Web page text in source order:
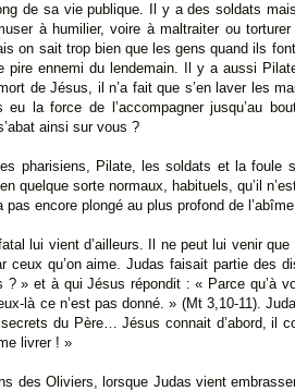
de sa vie publique. Il y a des soldats
à humilier, voire à maltraiter ou
on sait trop bien que les gens quand ils
pire ennemi du lendemain. Il y a aussi
de Jésus, il n’a fait que s’en laver les
eu la force de l’accompagner jusqu’au
ainsi sur vous ?
pharisiens, Pilate, les soldats et la foule
quelque sorte normaux, habituels, qu’il
pas encore plongé au plus profond de
lui vient d’ailleurs. Il ne peut lui venir
ceux qu’on aime. Judas faisait partie des
? » et à qui Jésus répondit : « Parce qu’à
là ce n’est pas donné. » (Mt 3,10-11).
du Père… Jésus connait d’abord, il
livrer ! »
des Oliviers, lorsque Judas vient